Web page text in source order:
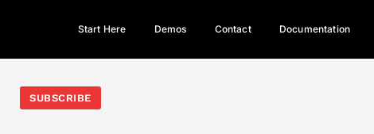
今日熱門新聞TOP3｜西拉雅族正式成第17個原住民族、立院電競
光電場回
Start Here Demos Contact Documentation
SUBSCRIBE